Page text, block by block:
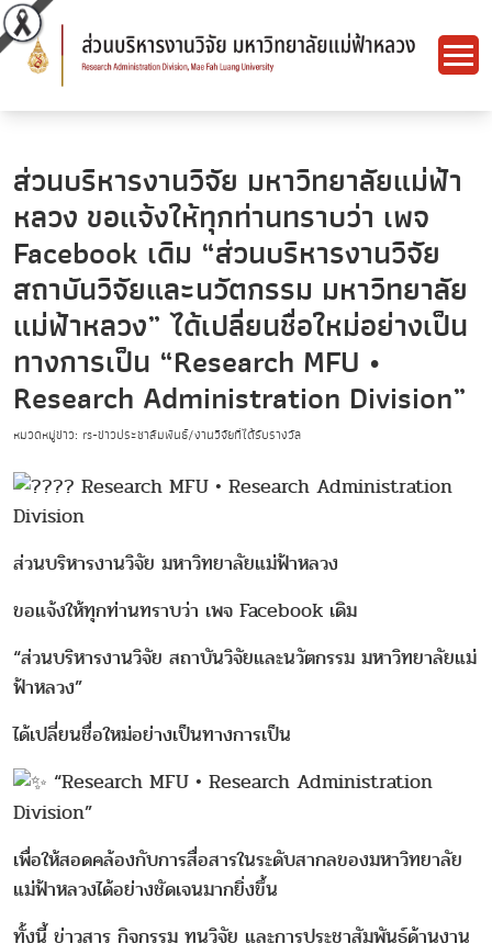
ส่วนบริหารงานวิจัย มหาวิทยาลัยแม่ฟ้า
หลวง ขอแจ้งให้ทุกท่านทราบว่า เพจ
Facebook เดิม “ส่วนบริหารงานวิจัย
สถาบันวิจัยและนวัตกรรม มหาวิทยาลัย
แม่ฟ้าหลวง” ได้เปลี่ยนชื่อใหม่อย่างเป็น
ทางการเป็น “Research MFU •
Research Administration Division”
หมวดหมู่ข่าว: rs-ข่าวประชาสัมพันธ์/งานวิจัยที่ได้รับรางวัล
Research MFU • Research Administration
Division
ส่วนบริหารงานวิจัย มหาวิทยาลัยแม่ฟ้าหลวง
ขอแจ้งให้ทุกท่านทราบว่า เพจ Facebook เดิม
“ส่วนบริหารงานวิจัย สถาบันวิจัยและนวัตกรรม มหาวิทยาลัยแม่
ฟ้าหลวง”
ได้เปลี่ยนชื่อใหม่อย่างเป็นทางการเป็น
“Research MFU • Research Administration
Division”
เพื่อให้สอดคล้องกับการสื่อสารในระดับสากลของมหาวิทยาลัย
แม่ฟ้าหลวงได้อย่างชัดเจนมากยิ่งขึ้น
ทั้งนี้ ข่าวสาร กิจกรรม ทุนวิจัย และการประชาสัมพันธ์ด้านงาน